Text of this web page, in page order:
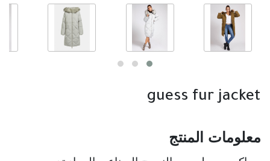
guess fur jacket
معلومات المنتج